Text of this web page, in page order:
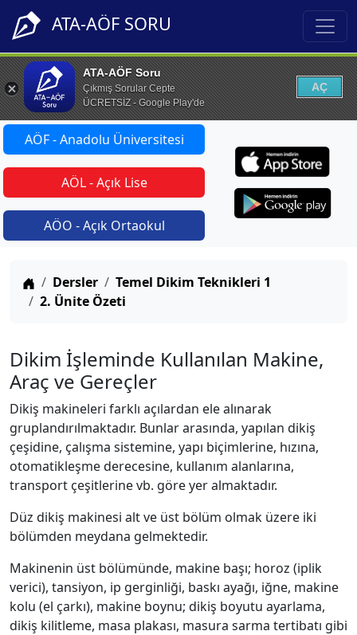
ATA-AÖF SORU
ATA-AÖF Soru
Çıkmış Sorular Cepte
ÜCRETSİZ - Google Play'de
AÇ
AÖF - Anadolu Üniversitesi
AÖL - Açık Lise
AÖO - Açık Ortaokul
Anasayfa
Dersler
Temel Dikim Teknikleri 1
2. Ünite Özeti
Dikim İşleminde Kullanılan Makine,
Araç ve Gereçler
Dikiş makineleri farklı açılardan ele alınarak
gruplandırılmaktadır. Bunlar arasında, yapılan dikiş
çeşidine, çalışma sistemine, yapı biçimlerine, hızına,
otomatikleşme derecesine, kullanım alanlarına,
transport çeşitlerine vb. göre yer almaktadır.
Düz dikiş makinesi alt ve üst bölüm olmak üzere iki
bölümden meydana gelmektedir.
Makinenin üst bölümünde, makine başı; horoz (iplik
verici), tansiyon, ip gerginliği, baskı ayağı, iğne, makine
kolu (el çarkı), makine boynu; dikiş boyutu ayarlama,
dikiş kilitleme, masa plakası, masura sarma tertibatı gibi